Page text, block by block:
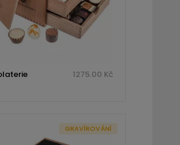
1275.00 Kč
GRAVÍROVÁNÍ